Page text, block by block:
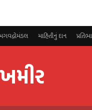
માહિતીનું દાન